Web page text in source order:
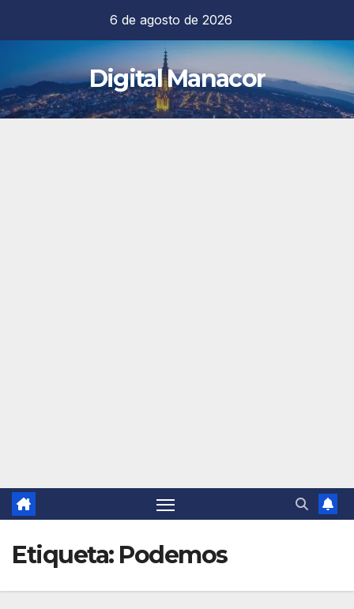
contenido
6 de agosto de 2026
Digital Manacor
Etiqueta: Podemos